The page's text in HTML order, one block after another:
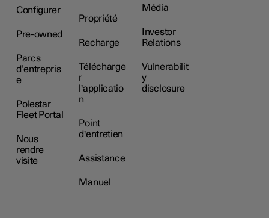
Configurer
Pre-owned
Parcs
d’entrepris
e
Polestar
Fleet Portal
Nous
rendre
visite
Propriété
Recharge
Télécharge
r
l'applicatio
n
Point
d'entretien
Assistance
Manuel
Média
Investor
Relations
Vulnerabilit
y
disclosure